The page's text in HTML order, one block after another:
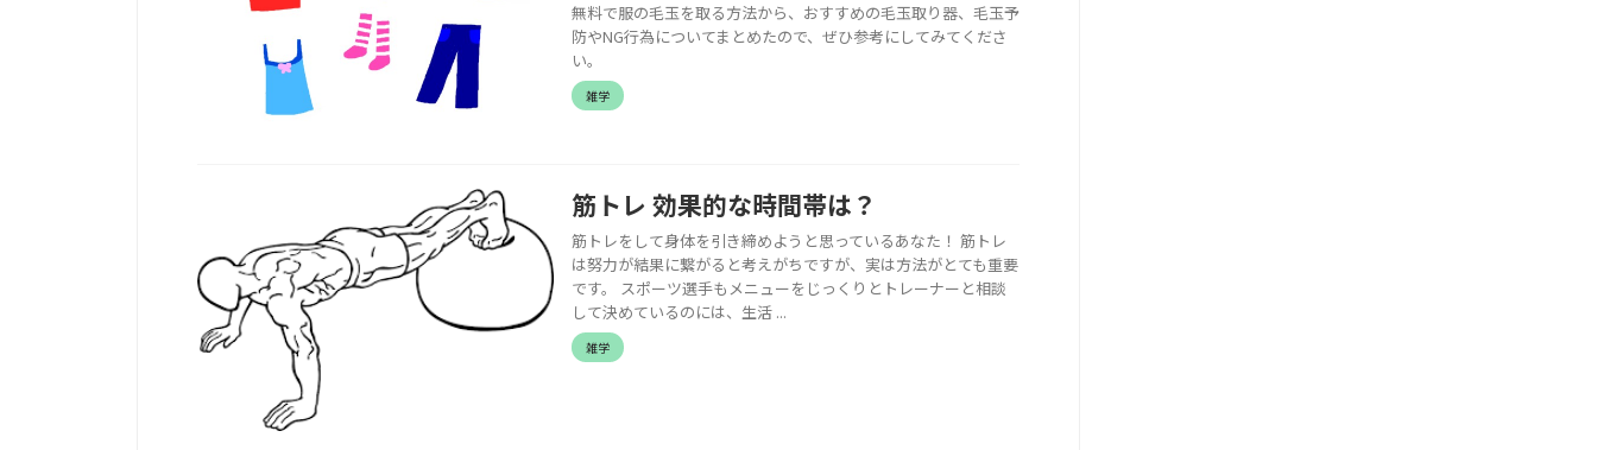
無料で服の毛玉を取る方法から、おすすめの毛玉取り器、毛玉予
防やNG行為についてまとめたので、ぜひ参考にしてみてくださ
い。
雑学
筋トレ 効果的な時間帯は？
筋トレをして身体を引き締めようと思っているあなた！ 筋トレ
は努力が結果に繋がると考えがちですが、実は方法がとても重要
です。 スポーツ選手もメニューをじっくりとトレーナーと相談
して決めているのには、生活 ...
雑学